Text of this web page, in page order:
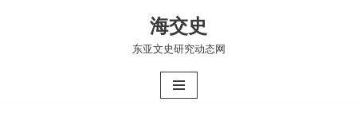
海交史
东亚文史研究动态网